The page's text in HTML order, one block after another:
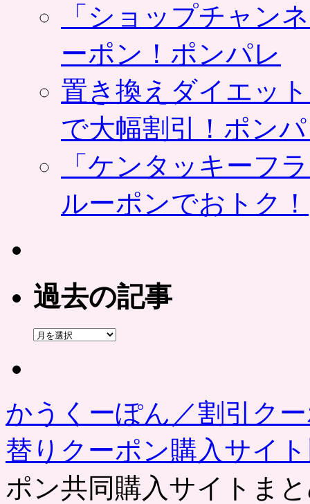
「ショップチャン
ーポン！ポンパレ
置き換えダイエッ
で大幅割引！ポン
「ケンタッキーフ
ルーポンでおトク！
過去の記事
過
かうくーぽん／割引ク
替りクーポン購入サイ
ポン共同購入サイトま